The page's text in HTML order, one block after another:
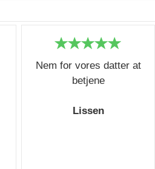
Nem for vores datter at
betjene
Lissen